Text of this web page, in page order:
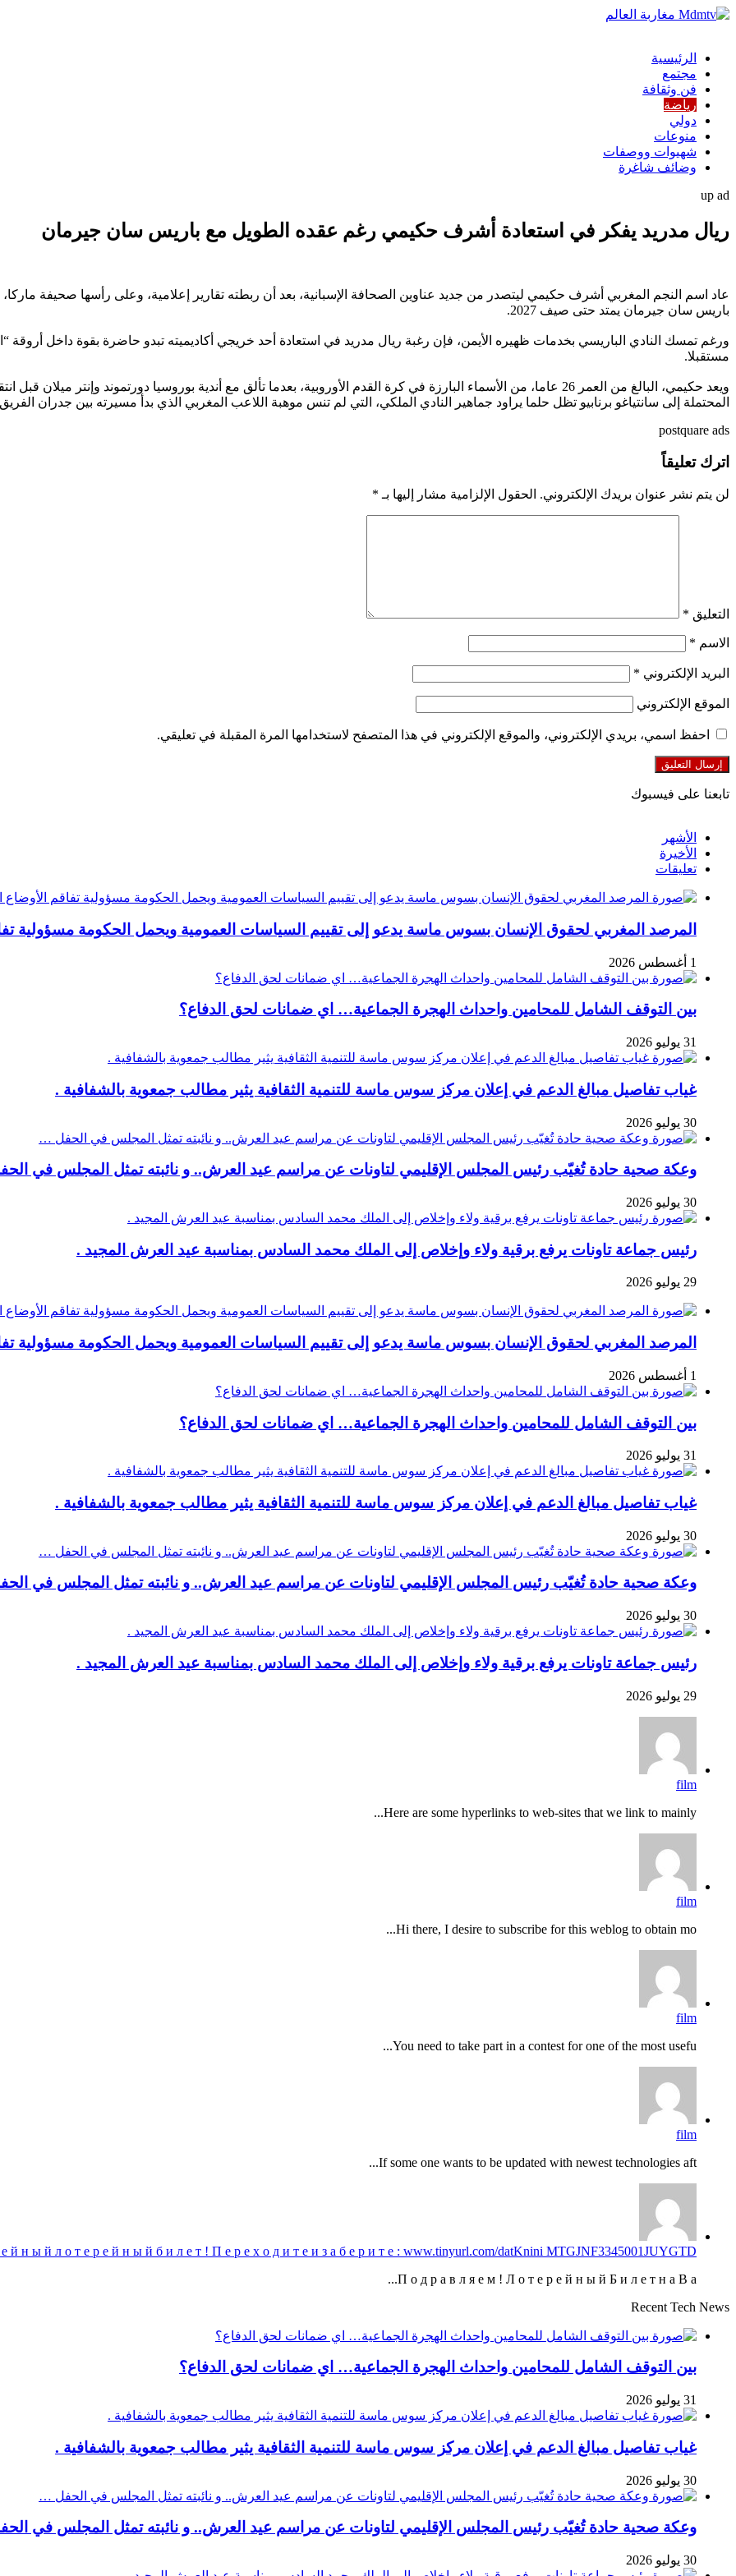
الرئيسية
مجتمع
فن وثقافة
رياضة
دولي
منوعات
شهيوات ووصفات
وضائف شاغرة
up ad
ریال مدرید يفكر في استعادة أشرف حكيمي رغم عقده الطويل مع باريس سان جيرمان
عاد اسم النجم المغربي أشرف حكيمي ليتصدر من جديد عناوين الصحافة الإسبانية، بعد أن ربطته تقارير إعلامية، وعلى رأسها صحيفة ماركا،
باريس سان جيرمان يمتد حتى صيف 2027.
ورغم تمسك النادي الباريسي بخدمات ظهيره الأيمن، فإن رغبة ريال مدريد في استعادة أحد خريجي أكاديميته تبدو حاضرة بقوة داخل أروقة
مستقبلا.
ويعد حكيمي، البالغ من العمر 26 عاما، من الأسماء البارزة في كرة القدم الأوروبية، بعدما تألق مع أندية بوروسيا دورتموند
المحتملة إلى سانتياغو برنابيو تظل حلما يراود جماهير النادي الملكي، التي لم تنس موهبة اللاعب المغربي الذي بدأ مسيرته بين جدران
postquare ads
اترك تعليقاً
لن يتم نشر عنوان بريدك الإلكتروني. الحقول الإلزامية مشار إليها بـ *
التعليق *
الاسم *
البريد الإلكتروني *
الموقع الإلكتروني
احفظ اسمي، بريدي الإلكتروني، والموقع الإلكتروني في هذا المتصفح لاستخدامها المرة المقبلة في تعليقي.
تابعنا على فيسبوك
الأشهر
الأخيرة
تعليقات
المرصد المغربي لحقوق الإنسان بسوس ماسة يدعو إلى تقييم السياسات العمومية ويحمل الحكومة مسؤولية
1 أغسطس 2026
بين التوقف الشامل للمحامين واحداث الهجرة الجماعية… اي ضمانات لحق الدفاع؟
31 يوليو 2026
غياب تفاصيل مبالغ الدعم في إعلان مركز سوس ماسة للتنمية الثقافية يثير مطالب جمعوية بالشفافية .
30 يوليو 2026
وعكة صحية حادة تُغيّب رئيس المجلس الإقليمي لتاونات عن مراسم عيد العرش.. و نائبته تمثل المجلس في
30 يوليو 2026
رئيس جماعة تاونات يرفع برقية ولاء وإخلاص إلى الملك محمد السادس بمناسبة عيد العرش المجيد .
29 يوليو 2026
المرصد المغربي لحقوق الإنسان بسوس ماسة يدعو إلى تقييم السياسات العمومية ويحمل الحكومة مسؤولية
1 أغسطس 2026
بين التوقف الشامل للمحامين واحداث الهجرة الجماعية… اي ضمانات لحق الدفاع؟
31 يوليو 2026
غياب تفاصيل مبالغ الدعم في إعلان مركز سوس ماسة للتنمية الثقافية يثير مطالب جمعوية بالشفافية .
30 يوليو 2026
وعكة صحية حادة تُغيّب رئيس المجلس الإقليمي لتاونات عن مراسم عيد العرش.. و نائبته تمثل المجلس في
30 يوليو 2026
رئيس جماعة تاونات يرفع برقية ولاء وإخلاص إلى الملك محمد السادس بمناسبة عيد العرش المجيد .
29 يوليو 2026
film
Here are some hyperlinks to web-sites that we link to mainly...
film
Hi there, I desire to subscribe for this weblog to obtain mo...
film
You need to take part in a contest for one of the most usefu...
film
If some one wants to be updated with newest technologies aft...
н ы й л о т е р е й н ы й б и л е т ! П е р е х о д и т е и з а б е р и т е : www.tinyurl.com/datKnini MTGJNF3345001JUYGTD
П о д р а в л я е м ! Л о т е р е й н ы й Б и л е т н а В а...
Recent Tech News
بين التوقف الشامل للمحامين واحداث الهجرة الجماعية… اي ضمانات لحق الدفاع؟
31 يوليو 2026
غياب تفاصيل مبالغ الدعم في إعلان مركز سوس ماسة للتنمية الثقافية يثير مطالب جمعوية بالشفافية .
30 يوليو 2026
وعكة صحية حادة تُغيّب رئيس المجلس الإقليمي لتاونات عن مراسم عيد العرش.. و نائبته تمثل المجلس في
30 يوليو 2026